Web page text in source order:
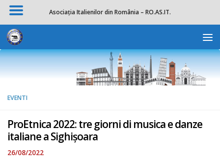
Apri la
Salta al contenuto
EVENTI
ProEtnica 2022: tre giorni di musica e danze
italiane a Sighișoara
26/08/2022
Asociația Italienilor din România – RO.AS.IT.